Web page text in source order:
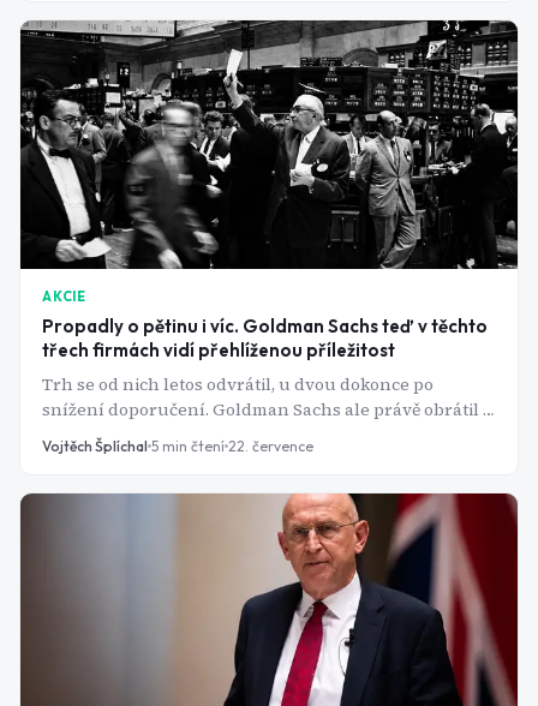
AKCIE
Propadly o pětinu i víc. Goldman Sachs teď v těchto
třech firmách vidí přehlíženou příležitost
Trh se od nich letos odvrátil, u dvou dokonce po
snížení doporučení. Goldman Sachs ale právě obrátil a
u všech tří vidí prostor k růstu.
Vojtěch Šplíchal 5 min čtení 22. července